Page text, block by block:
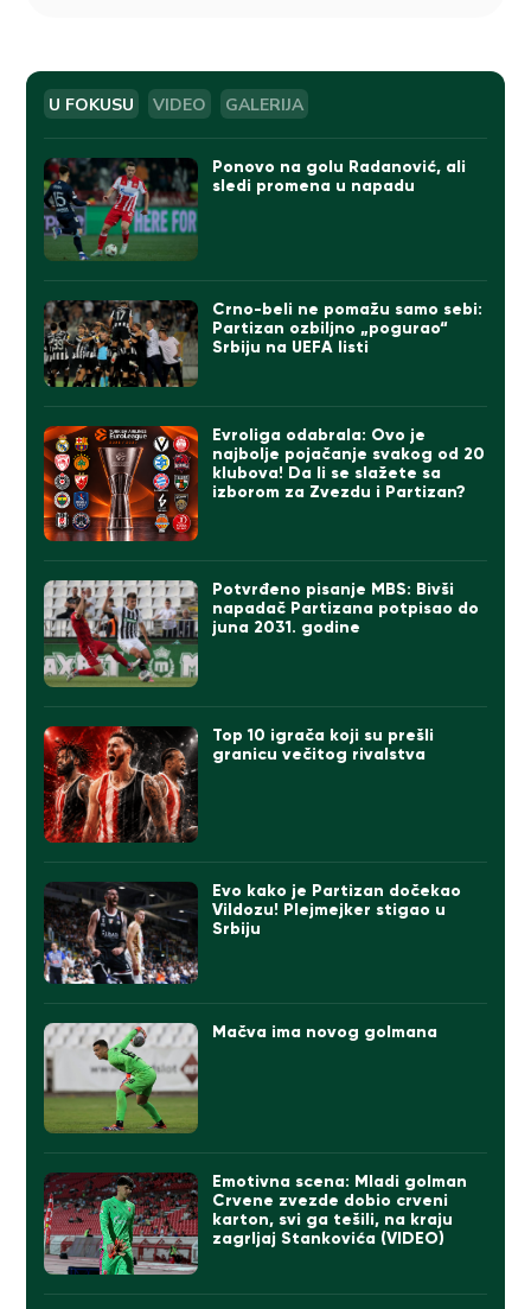
U FOKUSU VIDEO GALERIJA
Ponovo na golu Radanović, ali
sledi promena u napadu
Crno-beli ne pomažu samo sebi:
Partizan ozbiljno „pogurao“
Srbiju na UEFA listi
Evroliga odabrala: Ovo je
najbolje pojačanje svakog od 20
klubova! Da li se slažete sa
izborom za Zvezdu i Partizan?
Potvrđeno pisanje MBS: Bivši
napadač Partizana potpisao do
juna 2031. godine
Top 10 igrača koji su prešli
granicu večitog rivalstva
Evo kako je Partizan dočekao
Vildozu! Plejmejker stigao u
Srbiju
Mačva ima novog golmana
Emotivna scena: Mladi golman
Crvene zvezde dobio crveni
karton, svi ga tešili, na kraju
zagrljaj Stankovića (VIDEO)